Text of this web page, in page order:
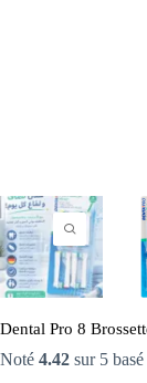
Dental Pro 8
Noté 4.42 sur 5